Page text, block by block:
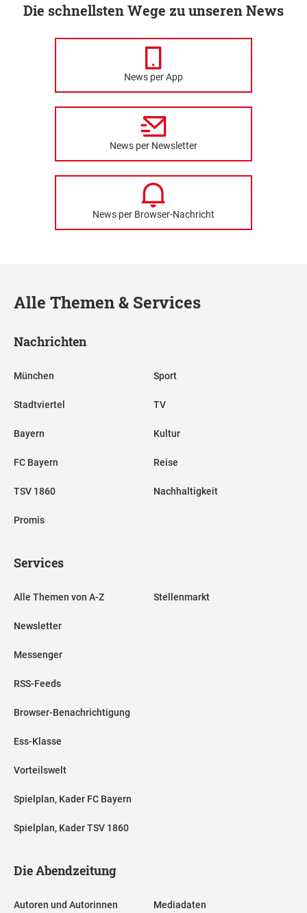
Die schnellsten Wege zu unseren News
News per App
News per Newsletter
News per Browser-Nachricht
Alle Themen & Services
Nachrichten
München
Stadtviertel
Bayern
FC Bayern
TSV 1860
Promis
Sport
TV
Kultur
Reise
Nachhaltigkeit
Services
Alle Themen von A-Z
Newsletter
Messenger
RSS-Feeds
Browser-Benachrichtigung
Ess-Klasse
Vorteilswelt
Spielplan, Kader FC Bayern
Spielplan, Kader TSV 1860
Stellenmarkt
Die Abendzeitung
Autoren und Autorinnen Mediadaten